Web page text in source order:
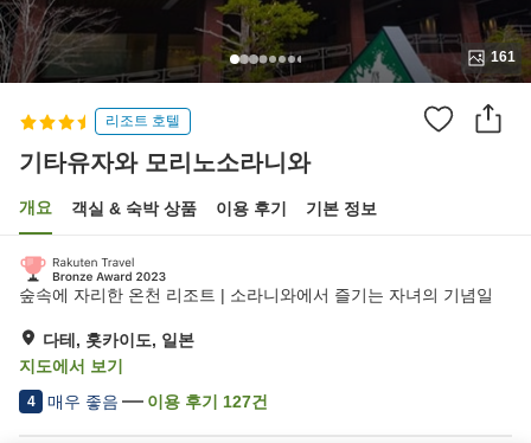
161
리조트 호텔
기타유자와 모리노소라니와
개요 객실 & 숙박 상품 이용 후기 기본 정보
숲속에 자리한 온천 리조트 | 소라니와에서 즐기는 자녀의 기념일
다테, 홋카이도, 일본
지도에서 보기
4 매우 좋음 이용 후기 127건